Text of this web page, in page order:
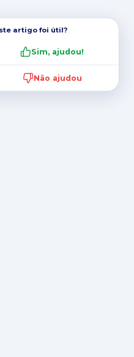
artigo foi útil?
Sim, ajudou!
Não ajudou